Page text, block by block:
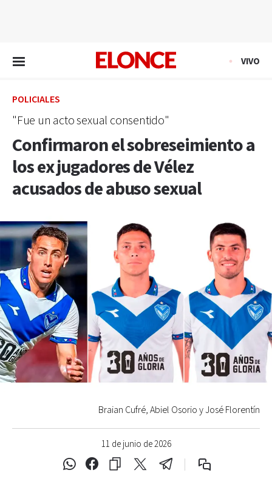
VIVO
POLICIALES
"Fue un acto sexual consentido"
Confirmaron el sobreseimiento a
los ex jugadores de Vélez
acusados de abuso sexual
11 de junio de 2026
Braian Cufré, Abiel Osorio y José Florentín